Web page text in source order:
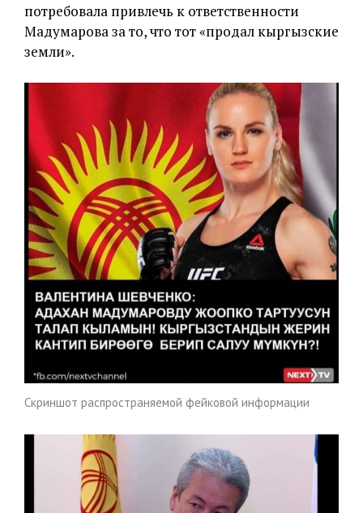
потребовала привлечь к ответственности
Мадумарова за то, что тот «продал кыргызские
земли».
Скриншот распространяемой фейковой информации